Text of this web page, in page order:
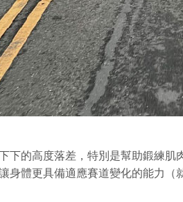
下的高度落差，特別是幫助鍛練
身體更具備適應賽道變化的能力